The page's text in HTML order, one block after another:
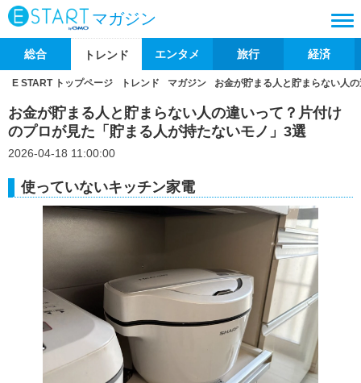
マガジン
総合 トレンド エンタメ 旅行 経済
E START トップページ トレンド マガジン お金が貯まる人と貯まらない人
お金が貯まる人と貯まらない人の違いって？片付け
のプロが見た「貯まる人が持たないモノ」3選
2026-04-18 11:00:00
使っていないキッチン家電